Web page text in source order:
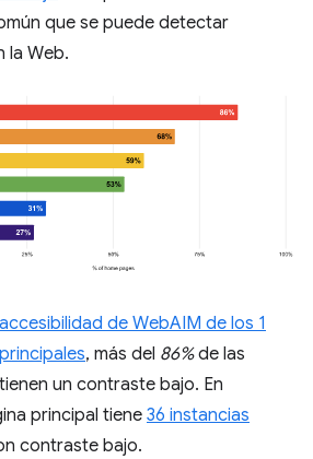
que se puede detectar
la Web.
de WebAIM de los 1
, más del 86%de las
un contraste bajo. En
principal tiene 36 instancias
contraste bajo.